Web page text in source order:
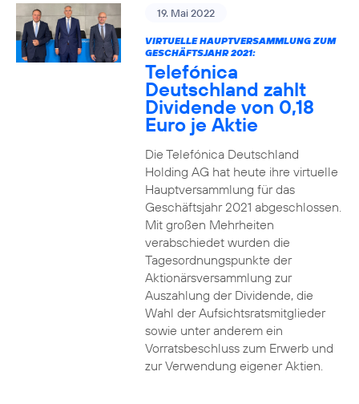
19. Mai 2022
VIRTUELLE HAUPTVERSAMMLUNG ZUM
GESCHÄFTSJAHR 2021:
Telefónica
Deutschland zahlt
Dividende von 0,18
Euro je Aktie
Die Telefónica Deutschland
Holding AG hat heute ihre virtuelle
Hauptversammlung für das
Geschäftsjahr 2021 abgeschlossen.
Mit großen Mehrheiten
verabschiedet wurden die
Tagesordnungspunkte der
Aktionärsversammlung zur
Auszahlung der Dividende, die
Wahl der Aufsichtsratsmitglieder
sowie unter anderem ein
Vorratsbeschluss zum Erwerb und
zur Verwendung eigener Aktien.